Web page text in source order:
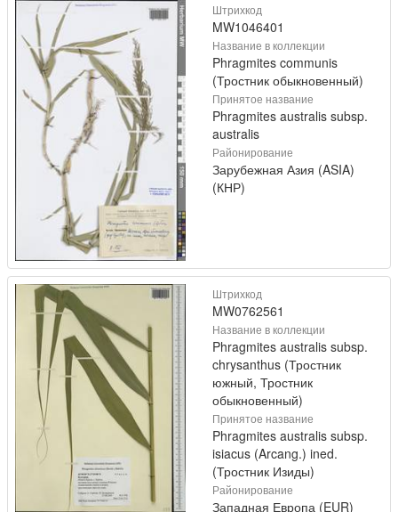
Штрихкод
MW1046401
Название в коллекции
Phragmites communis
(Тростник обыкновенный)
Принятое название
Phragmites australis subsp.
australis
Районирование
Зарубежная Азия (ASIA)
(КНР)
Штрихкод
MW0762561
Название в коллекции
Phragmites australis subsp.
chrysanthus (Тростник
южный, Тростник
обыкновенный)
Принятое название
Phragmites australis subsp.
isiacus (Arcang.) ined.
(Тростник Изиды)
Районирование
Западная Европа (EUR)